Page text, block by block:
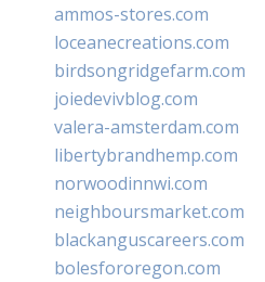
ammos-stores.com
loceanecreations.com
birdsongridgefarm.com
joiedevivblog.com
valera-amsterdam.com
libertybrandhemp.com
norwoodinnwi.com
neighboursmarket.com
blackanguscareers.com
bolesfororegon.com